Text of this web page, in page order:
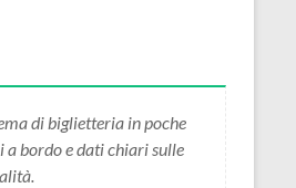
di biglietteria in poche
a bordo e dati chiari sulle